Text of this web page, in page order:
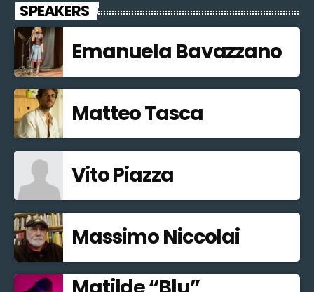
SPEAKERS
Emanuela Bavazzano
Matteo Tasca
Vito Piazza
Massimo Niccolai